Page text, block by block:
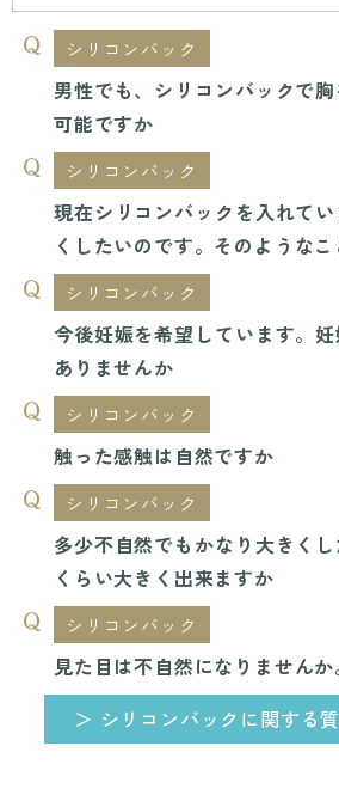
シリコンバック
男性でも、シリコンバックで
可能ですか
シリコンバック
現在シリコンバックを入れて
くしたいのです。そのような
シリコンバック
今後妊娠を希望しています。
ありませんか
シリコンバック
触った感触は自然ですか
シリコンバック
多少不自然でもかなり大きく
くらい大きく出来ますか
シリコンバック
見た目は不自然になりませんか
＞ シリコンバックに関する